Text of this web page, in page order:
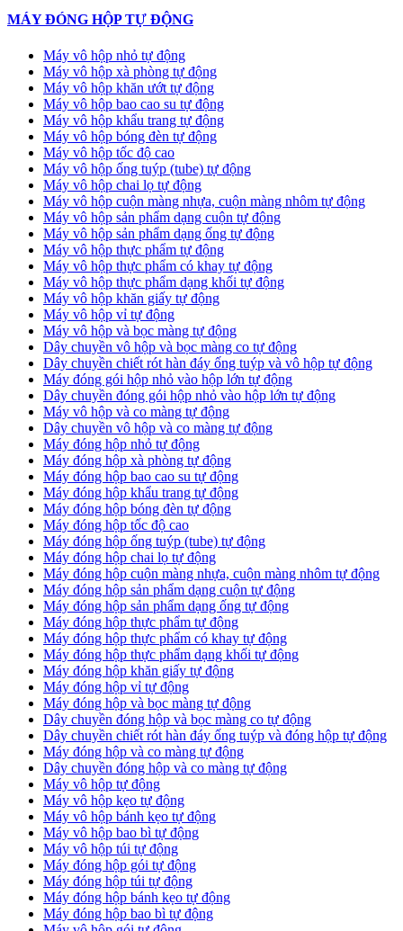
MÁY ĐÓNG HỘP TỰ ĐỘNG
Máy vô hộp nhỏ tự động
Máy vô hộp xà phòng tự động
Máy vô hộp khăn ướt tự động
Máy vô hộp bao cao su tự động
Máy vô hộp khẩu trang tự động
Máy vô hộp bóng đèn tự động
Máy vô hộp tốc độ cao
Máy vô hộp ống tuýp (tube) tự động
Máy vô hộp chai lọ tự động
Máy vô hộp cuộn màng nhựa, cuộn màng nhôm tự động
Máy vô hộp sản phẩm dạng cuộn tự động
Máy vô hộp sản phẩm dạng ống tự động
Máy vô hộp thực phẩm tự động
Máy vô hộp thực phẩm có khay tự động
Máy vô hộp thực phẩm dạng khối tự động
Máy vô hộp khăn giấy tự động
Máy vô hộp vỉ tự động
Máy vô hộp và bọc màng tự động
Dây chuyền vô hộp và bọc màng co tự động
Dây chuyền chiết rót hàn đáy ống tuýp và vô hộp tự động
Máy đóng gói hộp nhỏ vào hộp lớn tự động
Dây chuyền đóng gói hộp nhỏ vào hộp lớn tự động
Máy vô hộp và co màng tự động
Dây chuyền vô hộp và co màng tự động
Máy đóng hộp nhỏ tự động
Máy đóng hộp xà phòng tự động
Máy đóng hộp bao cao su tự động
Máy đóng hộp khẩu trang tự động
Máy đóng hộp bóng đèn tự động
Máy đóng hộp tốc độ cao
Máy đóng hộp ống tuýp (tube) tự động
Máy đóng hộp chai lọ tự động
Máy đóng hộp cuộn màng nhựa, cuộn màng nhôm tự động
Máy đóng hộp sản phẩm dạng cuộn tự động
Máy đóng hộp sản phẩm dạng ống tự động
Máy đóng hộp thực phẩm tự động
Máy đóng hộp thực phẩm có khay tự động
Máy đóng hộp thực phẩm dạng khối tự động
Máy đóng hộp khăn giấy tự động
Máy đóng hộp vỉ tự động
Máy đóng hộp và bọc màng tự động
Dây chuyền đóng hộp và bọc màng co tự động
Dây chuyền chiết rót hàn đáy ống tuýp và đóng hộp tự động
Máy đóng hộp và co màng tự động
Dây chuyền đóng hộp và co màng tự động
Máy vô hộp tự động
Máy vô hộp kẹo tự động
Máy vô hộp bánh kẹo tự động
Máy vô hộp bao bì tự động
Máy vô hộp túi tự động
Máy đóng hộp gói tự động
Máy đóng hộp túi tự động
Máy đóng hộp bánh kẹo tự động
Máy đóng hộp bao bì tự động